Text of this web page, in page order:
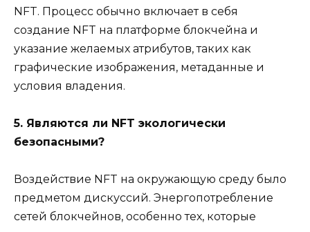
NFT. Процесс обычно включает в себя
создание NFT на платформе блокчейна и
указание желаемых атрибутов, таких как
графические изображения, метаданные и
условия владения.
5. Являются ли NFT экологически
безопасными?
Воздействие NFT на окружающую среду было
предметом дискуссий. Энергопотребление
сетей блокчейнов, особенно тех, которые